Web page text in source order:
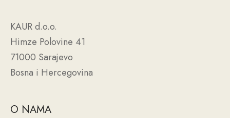
O NAMA
KAUR d.o.o.
Himze Polovine 41
71000 Sarajevo
Bosna i Hercegovina